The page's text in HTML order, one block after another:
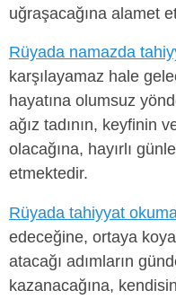
uğraşacağına alamet
Rüyada namazda
karşılayamaz hale
hayatına olumsuz
ağız tadının, keyfinin
olacağına, hayırlı
etmektedir.
Rüyada tahiyyat
edeceğine, ortaya
atacağı adımların
kazanacağına,